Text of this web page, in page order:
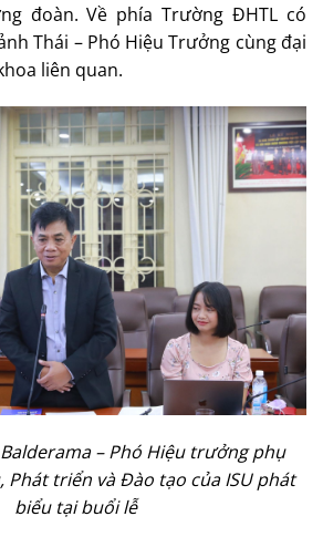
đoàn. Về phía Trường ĐHTL có
Thái – Phó Hiệu Trưởng cùng đại
liên quan.
Balderama – Phó Hiệu trưởng phụ
Phát triển và Đào tạo của ISU phát
biểu tại buổi lễ